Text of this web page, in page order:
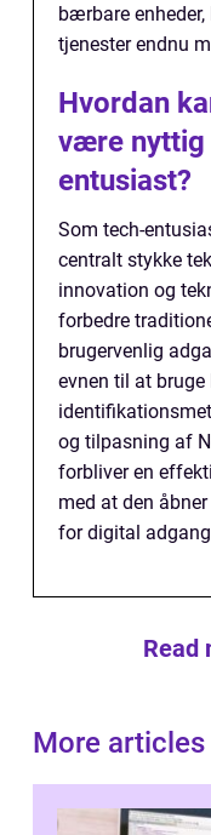
bærbare
tjenester endnu
Hvordan
være nyttig
entusiast?
Som tech-
centralt stykke
innovation og
forbedre
brugervenlig
evnen til at
og tilpasning af
forbliver en
med at den
for digital
Read
More articles